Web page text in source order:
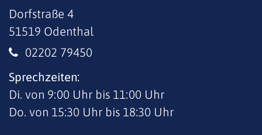
Dorfstraße 4
51519 Odenthal
02202 79450
Sprechzeiten:
Di. von 9:00 Uhr bis 11:00 Uhr
Do. von 15:30 Uhr bis 18:30 Uhr